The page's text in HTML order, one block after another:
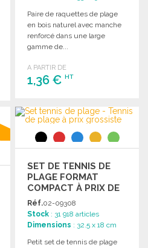
Paire de raquettes de plage
en bois naturel avec manche
renforcé dans une large
gamme de...
A PARTIR DE
1,36 €HT
COMMANDER
Demander un devis
SET DE TENNIS DE
PLAGE FORMAT
COMPACT À PRIX DE
GROS
Réf.02-09308
Stock : 31 918 articles
Dimensions : 32.5 x 18 cm
Petit set de tennis de plage